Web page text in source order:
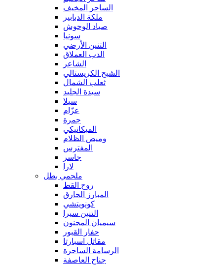
الساحر المخيف
ملكة الدبابير
صياد الوحوش
سونيا
التنين الأرضي
الدب العملاق
الشاعر
الشبح الكريستالي
ثعلب الشمال
سيدة الجليد
سيلا
عزّام
جمرة
الميكانيكي
وميض الظلام
المفترس
جاسر
لارا
ملحمي بطل
روح القط
المبارز الحارق
كونويتشي
التنين سيرا
سيميان المجنون
حفار القبور
مقاتل اسبارتا
الرسامة الساحرة
جناح العاصفة